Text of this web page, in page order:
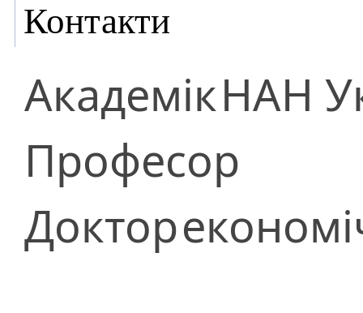
Контакти
АкадемікНАН
Професор
Доктор